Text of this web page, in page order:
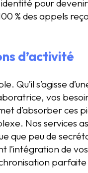
pour
% des appels
d’activité
Qu’il s’agisse
vos
d’absorber ces
Nos services
que peu de
de